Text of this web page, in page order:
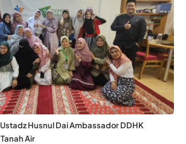
Husnul Dai Ambassador DDHK
Air